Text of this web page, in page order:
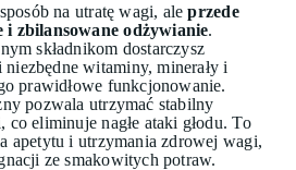
na utratę wagi, aleprzede
i zbilansowane odżywianie.
składnikom dostarczysz
witaminy, minerały i
prawidłowe funkcjonowanie.
pozwala utrzymać stabilny
eliminuje nagłe ataki głodu. To
apetytu i utrzymania zdrowej wagi,
ze smakowitych potraw.